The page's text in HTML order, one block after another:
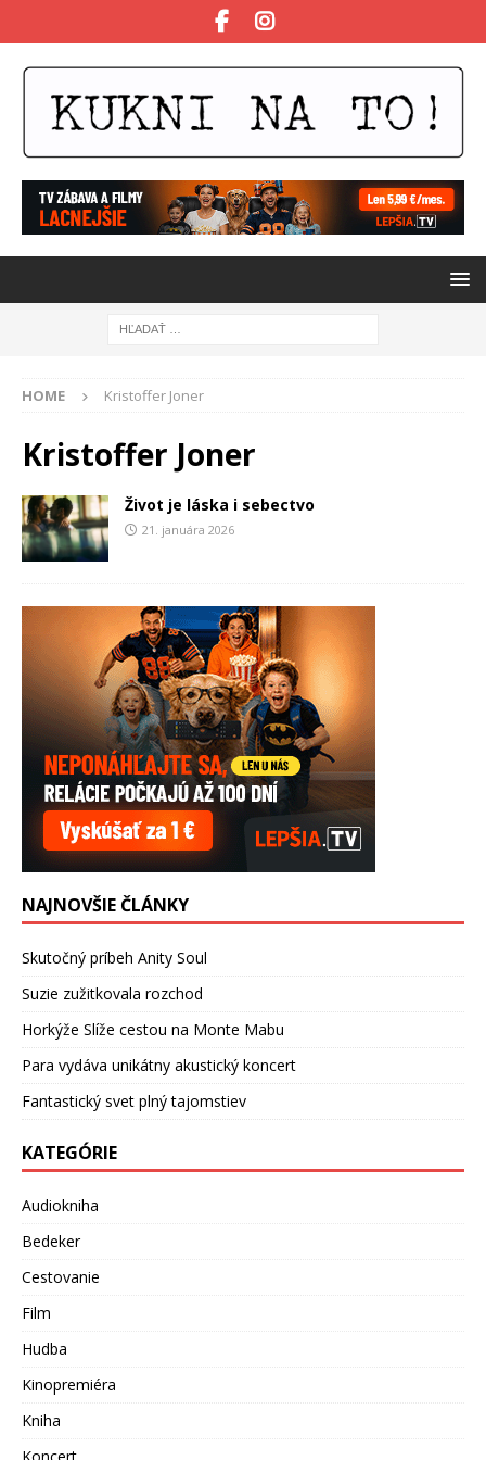
HOME Kristoffer Joner
Kristoffer Joner
Život je láska i sebectvo
21. januára 2026
NAJNOVŠIE ČLÁNKY
Skutočný príbeh Anity Soul
Suzie zužitkovala rozchod
Horkýže Slíže cestou na Monte Mabu
Para vydáva unikátny akustický koncert
Fantastický svet plný tajomstiev
KATEGÓRIE
Audiokniha
Bedeker
Cestovanie
Film
Hudba
Kinopremiéra
Kniha
Koncert